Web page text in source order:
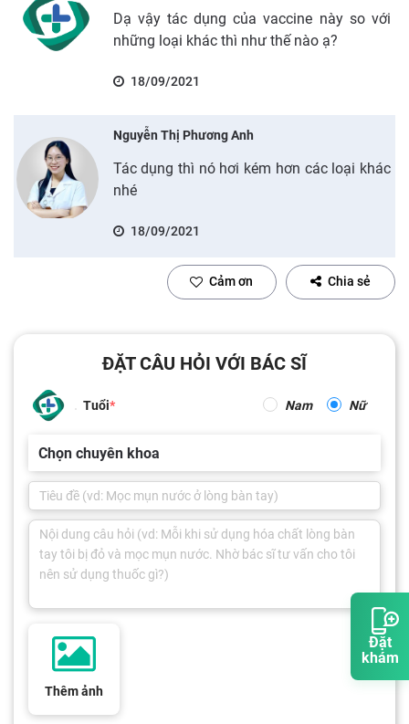
Đặt
khám
Dạ vậy tác dụng của vaccine này so với
những loại khác thì như thế nào ạ?
18/09/2021
Nguyễn Thị Phương Anh
Tác dụng thì nó hơi kém hơn các loại khác
nhé
18/09/2021
Cảm ơn Chia sẻ
ĐẶT CÂU HỎI VỚI BÁC SĨ
Tuổi Nam Nữ
Chọn chuyên khoa
Thêm ảnh